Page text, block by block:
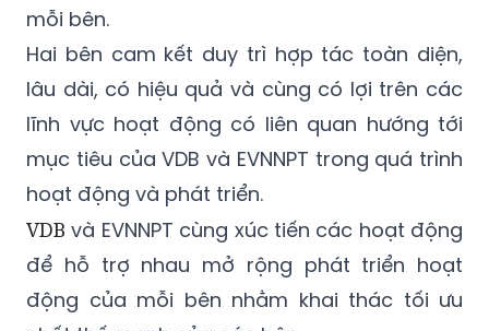
mỗi bên.
Hai bên cam kết duy trì hợp tác toàn diện,
lâu dài, có hiệu quả và cùng có lợi trên các
lĩnh vực hoạt động có liên quan hướng tới
mục tiêu của VDB và EVNNPT trong quá trình
hoạt động và phát triển.
VDB và EVNNPT cùng xúc tiến các hoạt động
để hỗ trợ nhau mở rộng phát triển hoạt
động của mỗi bên nhằm khai thác tối ưu